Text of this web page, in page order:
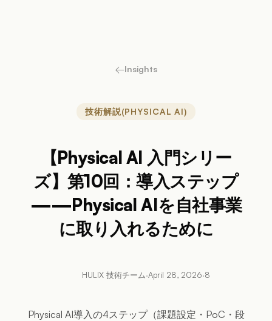
←Insights
技術解説(PHYSICAL AI)
【Physical AI 入門シリー
ズ】第10回：導入ステップ
——Physical AIを自社事業
に取り入れるために
HULIX 技術チーム·April 28, 2026·8
Physical AI導入の4ステップ（課題設定・PoC・段